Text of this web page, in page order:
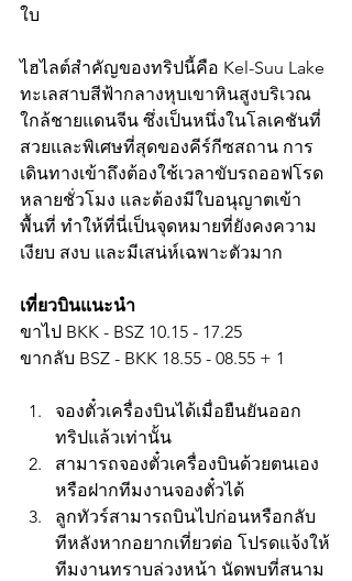
ใบ
ไฮไลต์สำคัญของทริปนี้คือ Kel-Suu Lake
ทะเลสาบสีฟ้ากลางหุบเขาหินสูงบริเวณ
ใกล้ชายแดนจีน ซึ่งเป็นหนึ่งในโลเคชันที่
สวยและพิเศษที่สุดของคีร์กีซสถาน การ
เดินทางเข้าถึงต้องใช้เวลาขับรถออฟโรด
หลายชั่วโมง และต้องมีใบอนุญาตเข้า
พื้นที่ ทำให้ที่นี่เป็นจุดหมายที่ยังคงความ
เงียบ สงบ และมีเสน่ห์เฉพาะตัวมาก
เที่ยวบินแนะนำ
ขาไป BKK - BSZ 10.15 - 17.25
ขากลับ BSZ - BKK 18.55 - 08.55 + 1
จองตั๋วเครื่องบินได้เมื่อยืนยันออก
ทริปแล้วเท่านั้น
สามารถจองตั๋วเครื่องบินด้วยตนเอง
หรือฝากทีมงานจองตั๋วได้
ลูกทัวร์สามารถบินไปก่อนหรือกลับ
ทีหลังหากอยากเที่ยวต่อ โปรดแจ้งให้
ทีมงานทราบล่วงหน้า นัดพบที่สนาม